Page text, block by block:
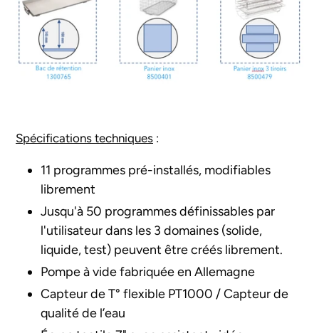
Spécifications techniques :
11 programmes pré-installés, modifiables
librement
Jusqu'à 50 programmes définissables par
l'utilisateur dans les 3 domaines (solide,
liquide, test) peuvent être créés librement.
Pompe à vide fabriquée en Allemagne
Capteur de T° flexible PT1000 / Capteur de
qualité de l’eau